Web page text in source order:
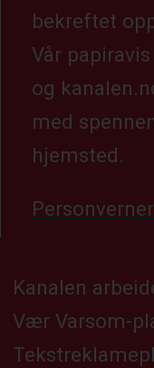
bekreftet
Vår
og
med
hjemsted.
Kanalen
Vær Varsom-